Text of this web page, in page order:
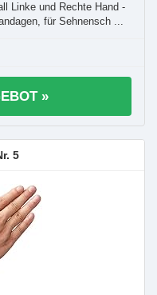
Linke und Rechte Hand -
für Sehnensch ...
»
5